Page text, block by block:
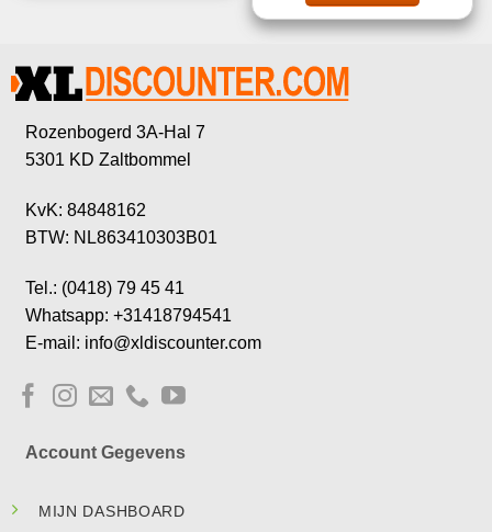
Rozenbogerd 3A-Hal 7
5301 KD Zaltbommel
KvK: 84848162
BTW: NL863410303B01
Tel.: (0418) 79 45 41
Whatsapp: +31418794541
E-mail: info@xldiscounter.com
Account Gegevens
MIJN DASHBOARD